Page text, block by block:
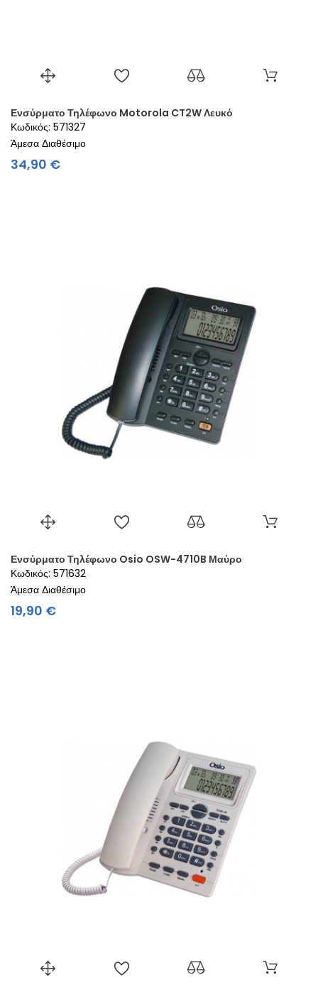
Ενσύρματο Τηλέφωνο Motorola CT2W Λευκό
Κωδικός: 571327
Άμεσα Διαθέσιμο
34,90 €Τιμή
Ενσύρματο Τηλέφωνο Osio OSW-4710B Μαύρο
Κωδικός: 571632
Άμεσα Διαθέσιμο
19,90 €Τιμή